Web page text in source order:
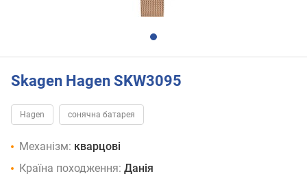
Skagen Hagen SKW3095
Hagen сонячна батарея
Механізм: кварцові
Країна походження: Данія